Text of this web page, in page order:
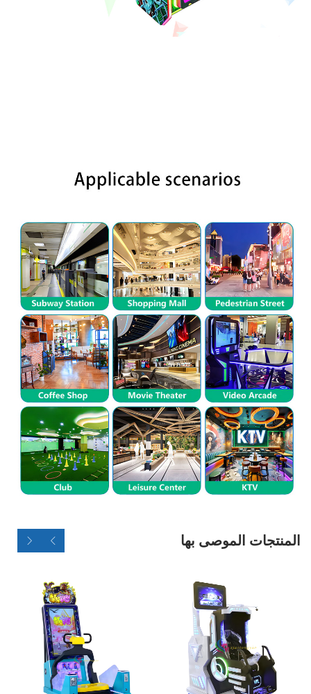
المنتجات الموصى بها